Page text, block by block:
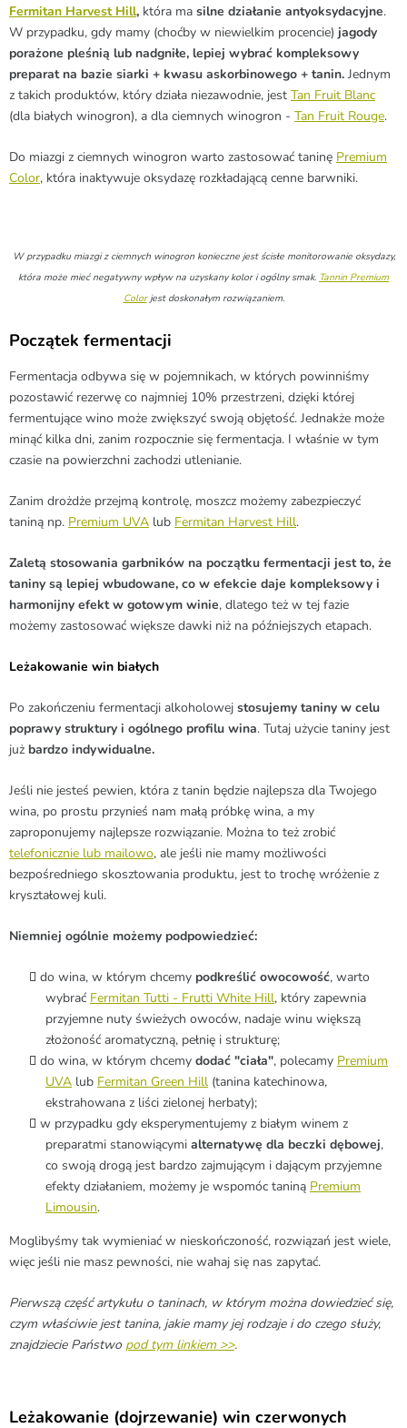
Fermitan Harvest Hill, która ma silne działanie antyoksydacyjne.
W przypadku, gdy mamy (choćby w niewielkim procencie) jagody
porażone pleśnią lub nadgniłe, lepiej wybrać kompleksowy
preparat na bazie siarki + kwasu askorbinowego + tanin. Jednym
z takich produktów, który działa niezawodnie, jest Tan Fruit Blanc
(dla białych winogron), a dla ciemnych winogron - Tan Fruit Rouge.
Do miazgi z ciemnych winogron warto zastosować taninę Premium
Color, która inaktywuje oksydazę rozkładającą cenne barwniki.
W przypadku miazgi z ciemnych winogron konieczne jest ścisłe monitorowanie oksydazy,
która może mieć negatywny wpływ na uzyskany kolor i ogólny smak. Tannin Premium
Colorjest doskonałym rozwiązaniem.
Początek fermentacji
Fermentacja odbywa się w pojemnikach, w których powinniśmy
pozostawić rezerwę co najmniej 10% przestrzeni, dzięki której
fermentujące wino może zwiększyć swoją objętość. Jednakże może
minąć kilka dni, zanim rozpocznie się fermentacja. I właśnie w tym
czasie na powierzchni zachodzi utlenianie.
Zanim drożdże przejmą kontrolę, moszcz możemy zabezpieczyć
taniną np. Premium UVA lub Fermitan Harvest Hill.
Zaletą stosowania garbników na początku fermentacji jest to, że
taniny są lepiej wbudowane, co w efekcie daje kompleksowy i
harmonijny efekt w gotowym winie, dlatego też w tej fazie
możemy zastosować większe dawki niż na późniejszych etapach.
Leżakowanie win białych
Po zakończeniu fermentacji alkoholowej stosujemy taniny w celu
poprawy struktury i ogólnego profilu wina. Tutaj użycie taniny jest
już bardzo indywidualne.
Jeśli nie jesteś pewien, która z tanin będzie najlepsza dla Twojego
wina, po prostu przynieś nam małą próbkę wina, a my
zaproponujemy najlepsze rozwiązanie. Można to też zrobić
telefonicznie lub mailowo, ale jeśli nie mamy możliwości
bezpośredniego skosztowania produktu, jest to trochę wróżenie z
kryształowej kuli.
Niemniej ogólnie możemy podpowiedzieć:
do wina, w którym chcemy podkreślić owocowość, warto
wybrać Fermitan Tutti - Frutti White Hill, który zapewnia
przyjemne nuty świeżych owoców, nadaje winu większą
złożoność aromatyczną, pełnię i strukturę;
do wina, w którym chcemy dodać "ciała", polecamy Premium
UVA lub Fermitan Green Hill (tanina katechinowa,
ekstrahowana z liści zielonej herbaty);
w przypadku gdy eksperymentujemy z białym winem z
preparatmi stanowiącymi alternatywę dla beczki dębowej,
co swoją drogą jest bardzo zajmującym i dającym przyjemne
efekty działaniem, możemy je wspomóc taniną Premium
Limousin.
Moglibyśmy tak wymieniać w nieskończoność, rozwiązań jest wiele,
więc jeśli nie masz pewności, nie wahaj się nas zapytać.
Pierwszą część artykułu o taninach, w którym można dowiedzieć się,
czym właściwie jest tanina, jakie mamy jej rodzaje i do czego służy,
znajdziecie Państwo pod tym linkiem >>.
Leżakowanie (dojrzewanie) win czerwonych